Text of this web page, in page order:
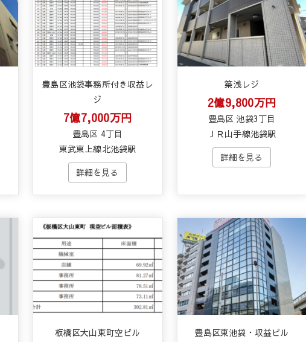
豊島区池袋事務所付き収益レ
ジ
7億7,000万円
豊島区 4丁目
東武東上線北池袋駅
築浅レジ
2億9,800万円
豊島区 池袋3丁目
ＪＲ山手線池袋駅
板橋区大山東町空ビル 豊島区東池袋・収益ビル